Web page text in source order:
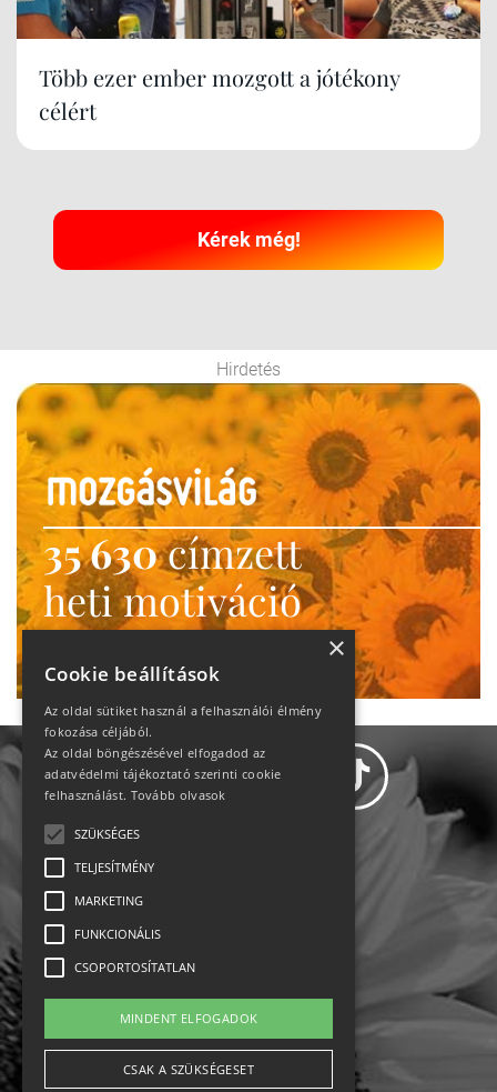
Több ezer ember mozgott a jótékony
célért
Kérek még!
Hirdetés
35 630címzett
heti motiváció
Ne maradj le!
Impresszum-kapcsolat
Jogi nyilatkozat
Rólunk
×
Cookie beállítások
Az oldal sütiket használ a felhasználói élmény
fokozása céljából.
Az oldal böngészésével elfogadod az
adatvédelmi tájékoztató szerinti cookie
felhasználást. Tovább olvasok
SZÜKSÉGES
TELJESÍTMÉNY
MARKETING
FUNKCIONÁLIS
CSOPORTOSÍTATLAN
MINDENT ELFOGADOK
CSAK A SZÜKSÉGESET